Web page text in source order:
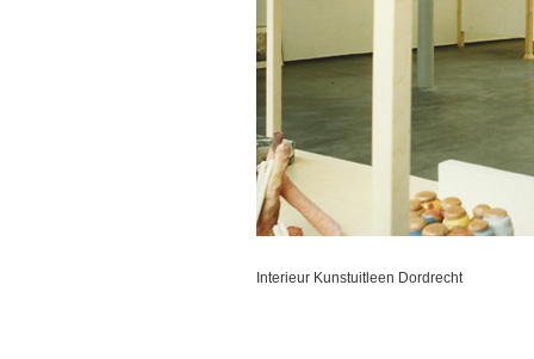
Interieur Kunstuitleen Dordrecht